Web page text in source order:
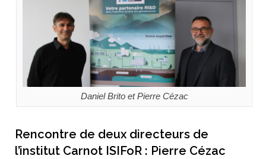
Daniel Brito et Pierre Cézac
Rencontre de deux directeurs de
l’institut Carnot ISIFoR : Pierre Cézac